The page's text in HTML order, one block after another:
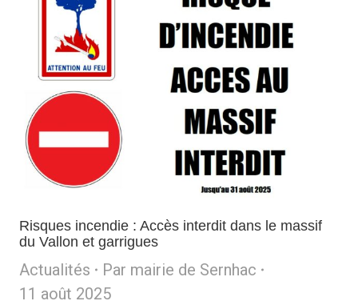
Risques incendie : Accès interdit dans le massif
du Vallon et garrigues
Actualités Par mairie de Sernhac
11 août 2025